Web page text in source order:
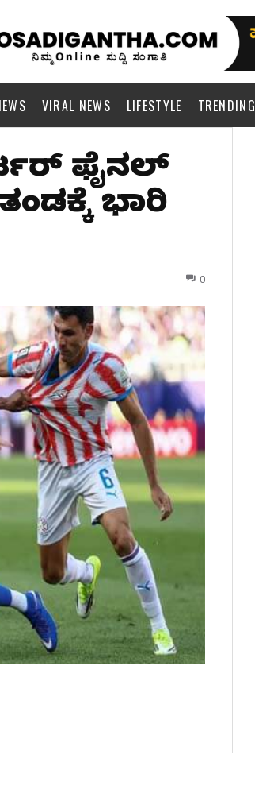
VIRAL NEWS LIFESTYLE TRENDING
ಫೈನಲ್
ಭಾರಿ
0